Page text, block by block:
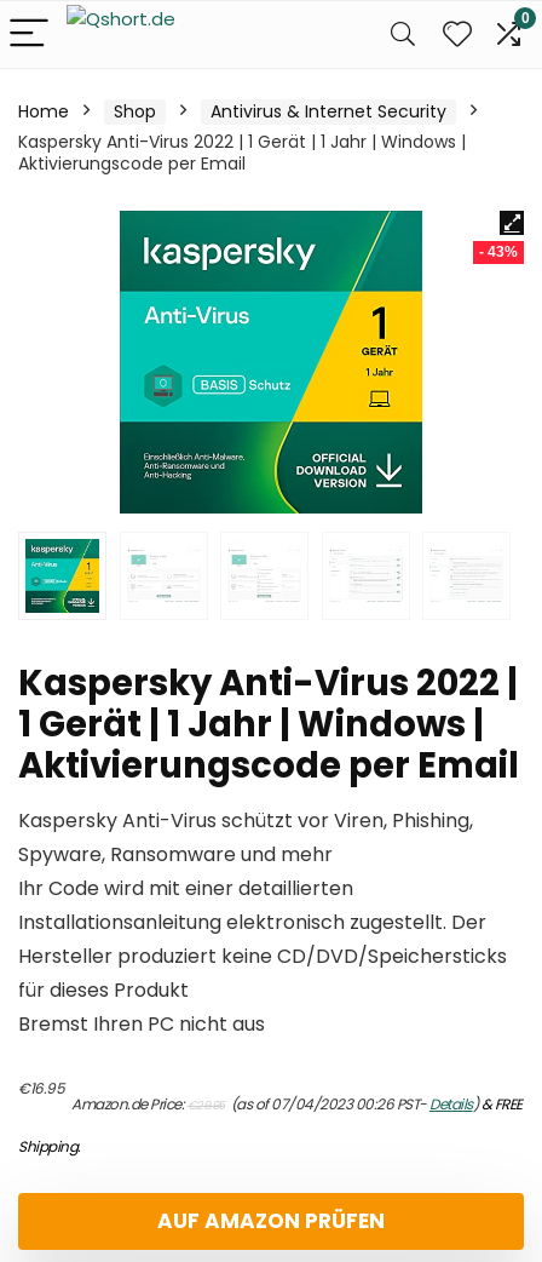
0
Home Shop
Antivirus & Internet Security
Kaspersky Anti-Virus 2022 | 1 Gerät | 1 Jahr | Windows |
Aktivierungscode per Email
- 43%
Kaspersky Anti-Virus 2022 |
1 Gerät | 1 Jahr | Windows |
Aktivierungscode per Email
Kaspersky Anti-Virus schützt vor Viren, Phishing,
Spyware, Ransomware und mehr
Ihr Code wird mit einer detaillierten
Installationsanleitung elektronisch zugestellt. Der
Hersteller produziert keine CD/DVD/Speichersticks
für dieses Produkt
Bremst Ihren PC nicht aus
Amazon.de Price:€29.95 price
€16.95
price
(as of 07/04/2023 00:26 PST-Details)&FREE
Shipping.
AUF AMAZON PRÜFEN